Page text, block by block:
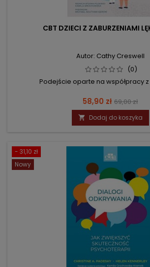
CBT DZIECI Z ZABURZENIAMI
Autor: Cathy Creswell
(0)
Podejście oparte na współpracy
Cena
58,90 zł Cena
69,00 zł
 Dodaj do koszyka
- 31,10 zł
Nowy